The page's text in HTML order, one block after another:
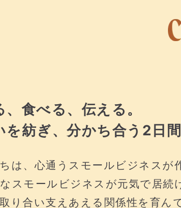
、食べる、伝える。
を紡ぎ、分かち合う2日間
は、心通うスモールビジネスが
スモールビジネスが元気で居続
り合い支えあえる関係性を育